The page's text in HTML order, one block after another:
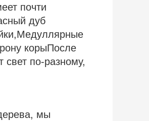
почти
дуб
корыПосле
свет по-разному,
мы